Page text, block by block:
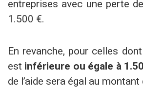
entreprises avec une perte
1.500 €.
En revanche, pour celles
est inférieure ou égale à
de l’aide sera égal au